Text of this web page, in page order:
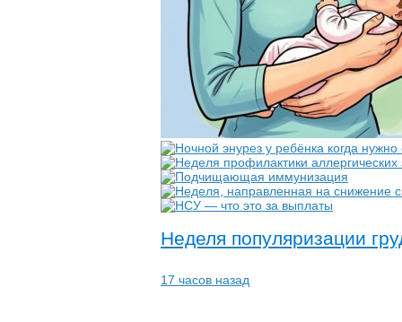
Неделя популяризации
17 часов назад